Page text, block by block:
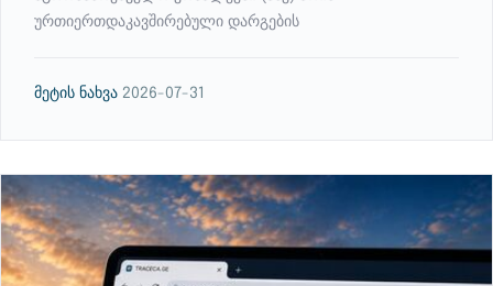
ურთიერთდაკავშირებული დარგების
მეტის ნახვა 2026-07-31